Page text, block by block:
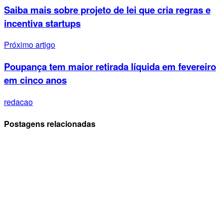
Saiba mais sobre projeto de lei que cria regras e
incentiva startups
Próximo artigo
Poupança tem maior retirada líquida em fevereiro
em cinco anos
redacao
Postagens relacionadas